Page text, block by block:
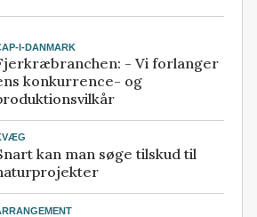
I-DANMARK
- Vi forlanger
konkurrence- og
kan man søge tilskud til